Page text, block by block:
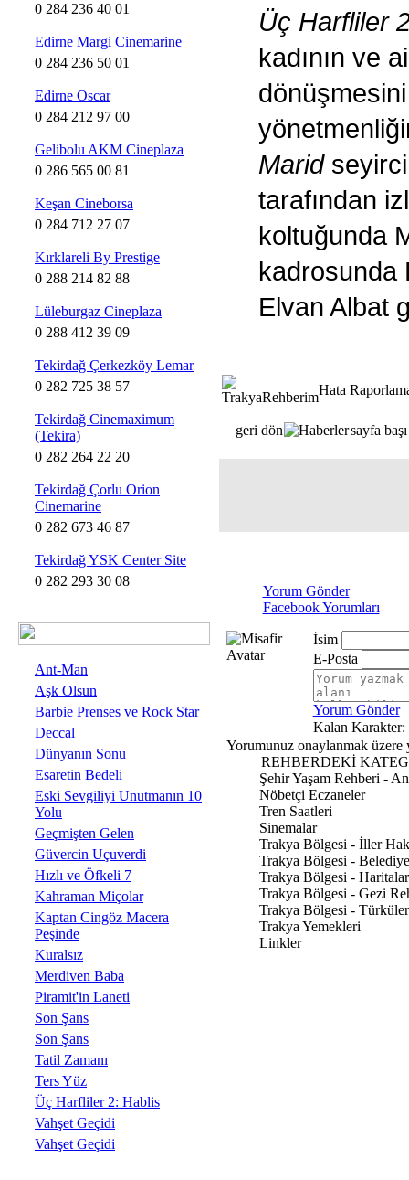
0 284 236 40 01
Edirne Margi Cinemarine
0 284 236 50 01
Edirne Oscar
0 284 212 97 00
Gelibolu AKM Cineplaza
0 286 565 00 81
Keşan Cineborsa
0 284 712 27 07
Kırklareli By Prestige
0 288 214 82 88
Lüleburgaz Cineplaza
0 288 412 39 09
Tekirdağ Çerkezköy Lemar
0 282 725 38 57
Tekirdağ Cinemaximum
(Tekira)
0 282 264 22 20
Tekirdağ Çorlu Orion
Cinemarine
0 282 673 46 87
Tekirdağ YSK Center Site
0 282 293 30 08
Ant-Man
Aşk Olsun
Barbie Prenses ve Rock Star
Deccal
Dünyanın Sonu
Esaretin Bedeli
Eski Sevgiliyi Unutmanın 10
Yolu
Geçmişten Gelen
Güvercin Uçuverdi
Hızlı ve Öfkeli 7
Kahraman Miçolar
Kaptan Cingöz Macera
Peşinde
Kuralsız
Merdiven Baba
Piramit'in Laneti
Son Şans
Son Şans
Tatil Zamanı
Ters Yüz
Üç Harfliler 2: Hablis
Vahşet Geçidi
Vahşet Geçidi
Üç Harfliler
kadının ve
Marid
tarafından
koltuğunda
kadrosunda
Elvan Albat
Hata
geri dön sayfa başı
Yorum Gönder
Facebook Yorumları
İsim
E-Posta
Yorum Gönder
Kalan Karakter:
Yorumunuz onaylanmak
REHBERDEKİ
Şehir Yaşam Rehberi -
Nöbetçi Eczaneler
Tren Saatleri
Sinemalar
Trakya Bölgesi - İller
Trakya Bölgesi -
Trakya Bölgesi - Haritalar
Trakya Bölgesi - Gezi
Trakya Bölgesi -
Trakya Yemekleri
Linkler